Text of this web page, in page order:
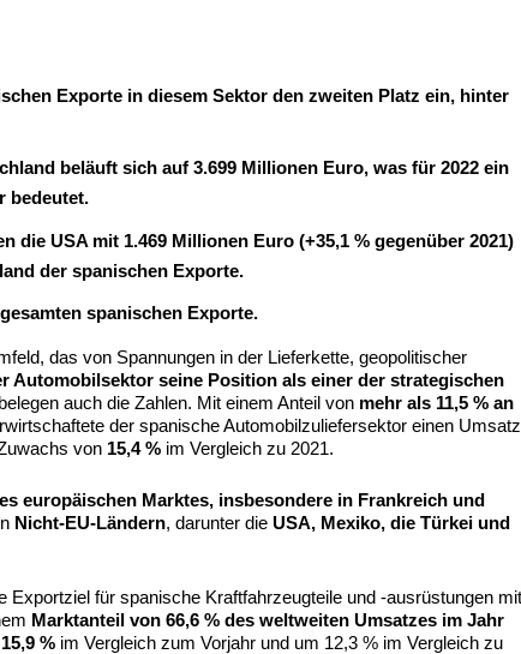
Exporte in diesem Sektor den zweiten Platz ein, hinter
beläuft sich auf 3.699 Millionen Euro, was für 2022 ein
bedeutet.
die USA mit 1.469 Millionen Euro (+35,1 % gegenüber 2021)
der spanischen Exporte.
spanischen Exporte.
das von Spannungen in der Lieferkette, geopolitischer
Automobilsektor seine Position als einer der strategischen
auch die Zahlen. Mit einem Anteil von mehr als 11,5 % an
der spanische Automobilzuliefersektor einen Umsatz
von 15,4 % im Vergleich zu 2021.
europäischen Marktes, insbesondere in Frankreich und
Nicht-EU-Ländern, darunter dieUSA, Mexiko, die Türkei und
Exportziel für spanische Kraftfahrzeugteile und -ausrüstungen
Marktanteil von 66,6 % des weltweiten Umsatzes im Jahr
15,9 % im Vergleich zum Vorjahr und um 12,3 % im Vergleich zu